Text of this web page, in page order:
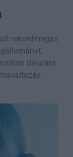
rekordmagas
délutáni